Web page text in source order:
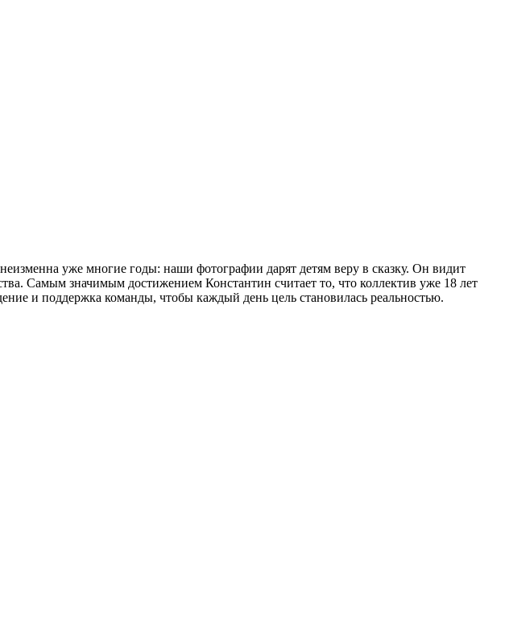
уже многие годы: наши фотографии дарят детям веру в сказку. Он видит
Самым значимым достижением Константин считает то, что коллектив уже 18 лет
и поддержка команды, чтобы каждый день цель становилась реальностью.